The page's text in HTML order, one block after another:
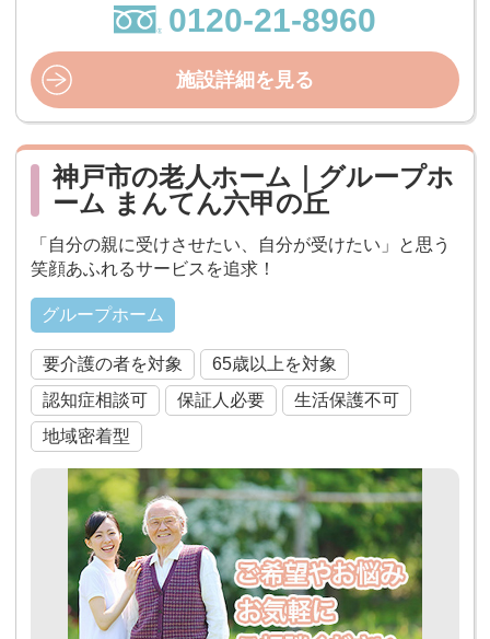
0120-21-8960
施設詳細を見る
神戸市の老人ホーム｜グループホ
ーム まんてん六甲の丘
「自分の親に受けさせたい、自分が受けたい」と思う
笑顔あふれるサービスを追求！
グループホーム
要介護の者を対象
65歳以上を対象
認知症相談可
保証人必要
生活保護不可
地域密着型